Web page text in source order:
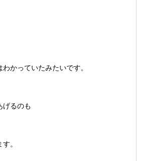
かっていたみたいです。
げるのも
。